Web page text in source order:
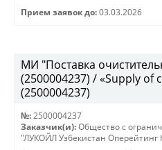
Прием заявок до: 03.03.2026
МИ "Поставка
(2500004237) / «Supply of
(2500004237)
№: 2500004237
Заказчик(и): Общество с
"ЛУКОЙЛ Узбекистан Оперейтинг